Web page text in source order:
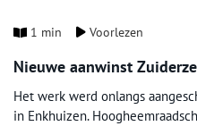
1 min Voorlezen
Nieuwe aanwinst
Het werk werd onlangs
in Enkhuizen.